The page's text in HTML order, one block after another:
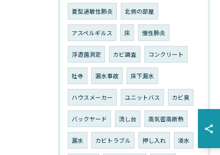
夏型過敏性肺炎 北側の部屋
アスペルギルス 床 慢性肺炎
浮遊菌測定 カビ調査 コンクリート
社寺 漏水事故 床下漏水
ハウスメーカー ユニットバス カビ臭
バックヤード 流し台 高気密高断熱
漏水 カビトラブル 押し入れ 浸水